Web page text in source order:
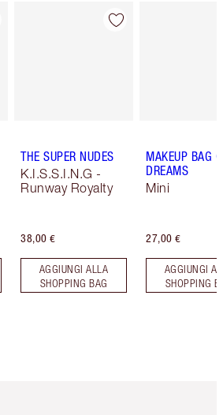
THE SUPER NUDES
K.I.S.S.I.N.G -
Runway Royalty
38,00 €
AGGIUNGI ALLA
SHOPPING BAG
MAKEUP BAG
DREAMS
Mini
27,00 €
AGGIUNGI
SHOPPING